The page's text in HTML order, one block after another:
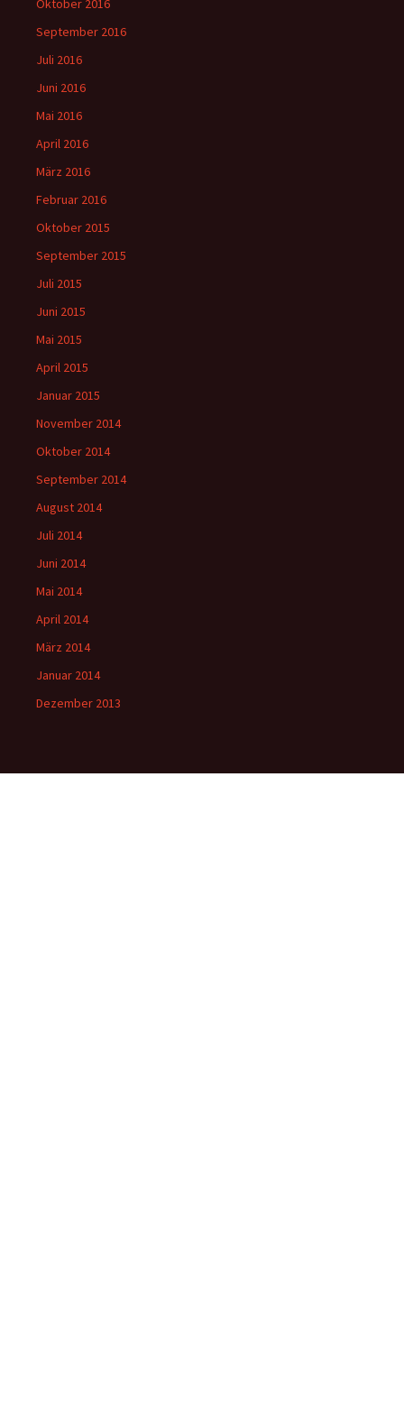
Oktober 2016
September 2016
Juli 2016
Juni 2016
Mai 2016
April 2016
März 2016
Februar 2016
Oktober 2015
September 2015
Juli 2015
Juni 2015
Mai 2015
April 2015
Januar 2015
November 2014
Oktober 2014
September 2014
August 2014
Juli 2014
Juni 2014
Mai 2014
April 2014
März 2014
Januar 2014
Dezember 2013